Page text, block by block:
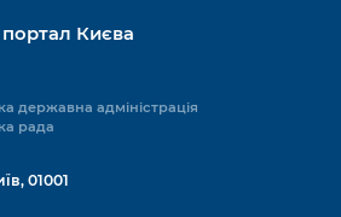
Києва
державна адміністрація
рада
01001